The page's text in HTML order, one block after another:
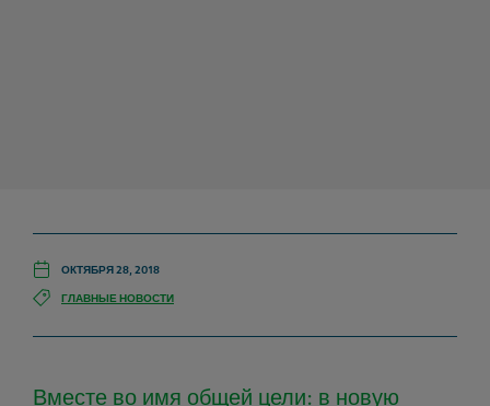
ОКТЯБРЯ 28, 2018
ГЛАВНЫЕ НОВОСТИ
Вместе во имя общей цели: в новую